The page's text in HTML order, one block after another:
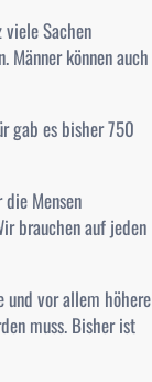
Sachen
Männer können auch
gab es bisher 750
Mensen
brauchen auf jeden
und vor allem höhere
muss. Bisher ist